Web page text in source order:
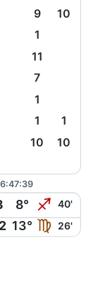
9 10
1
11
7
1
1 1
10 10
8° I 40'
13° F 26'